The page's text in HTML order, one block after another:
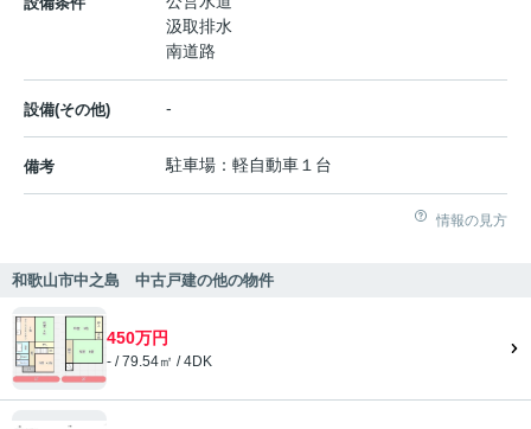
汲取排水
南道路
設備(その他) -
備考 駐車場：軽自動車１台
情報の見方
和歌山市中之島 中古戸建の他の物件
450万円
- / 79.54㎡ / 4DK